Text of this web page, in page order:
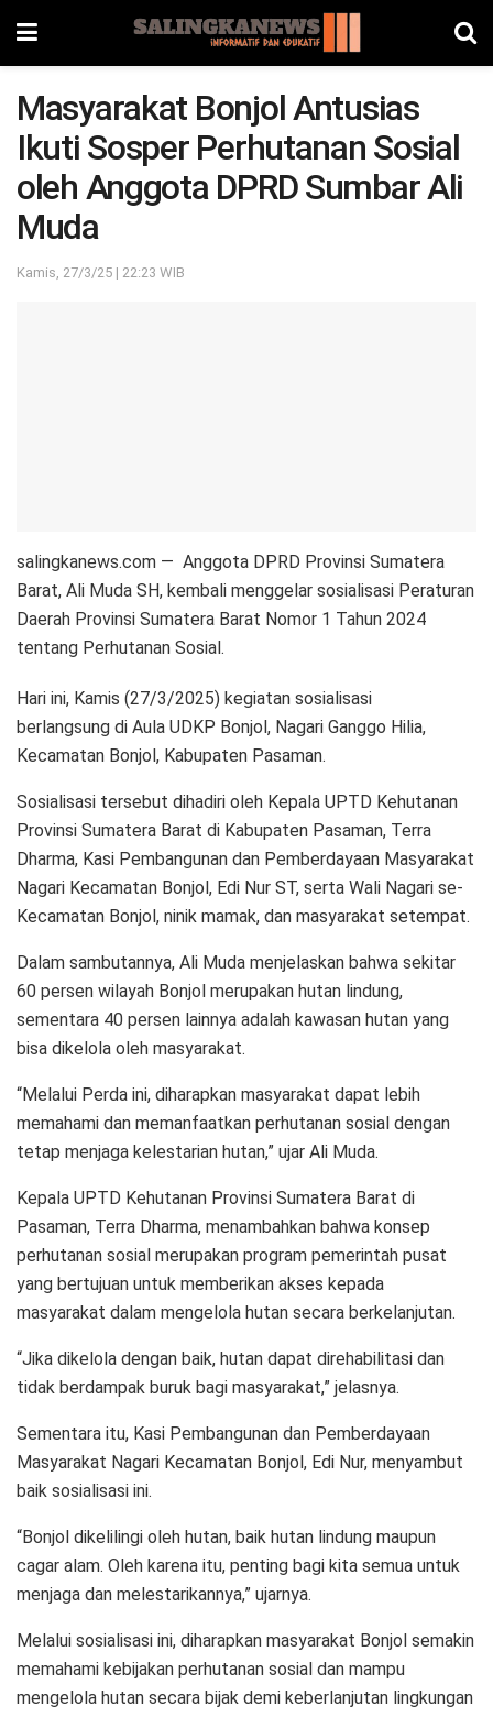
Masyarakat Bonjol Antusias
Ikuti Sosper Perhutanan Sosial
oleh Anggota DPRD Sumbar Ali
Muda
Kamis, 27/3/25 | 22:23 WIB
salingkanews.com — Anggota DPRD Provinsi Sumatera
Barat, Ali Muda SH, kembali menggelar sosialisasi Peraturan
Daerah Provinsi Sumatera Barat Nomor 1 Tahun 2024
tentang Perhutanan Sosial.
Hari ini, Kamis (27/3/2025) kegiatan sosialisasi
berlangsung di Aula UDKP Bonjol, Nagari Ganggo Hilia,
Kecamatan Bonjol, Kabupaten Pasaman.
Sosialisasi tersebut dihadiri oleh Kepala UPTD Kehutanan
Provinsi Sumatera Barat di Kabupaten Pasaman, Terra
Dharma, Kasi Pembangunan dan Pemberdayaan Masyarakat
Nagari Kecamatan Bonjol, Edi Nur ST, serta Wali Nagari se-
Kecamatan Bonjol, ninik mamak, dan masyarakat setempat.
Dalam sambutannya, Ali Muda menjelaskan bahwa sekitar
60 persen wilayah Bonjol merupakan hutan lindung,
sementara 40 persen lainnya adalah kawasan hutan yang
bisa dikelola oleh masyarakat.
“Melalui Perda ini, diharapkan masyarakat dapat lebih
memahami dan memanfaatkan perhutanan sosial dengan
tetap menjaga kelestarian hutan,” ujar Ali Muda.
Kepala UPTD Kehutanan Provinsi Sumatera Barat di
Pasaman, Terra Dharma, menambahkan bahwa konsep
perhutanan sosial merupakan program pemerintah pusat
yang bertujuan untuk memberikan akses kepada
masyarakat dalam mengelola hutan secara berkelanjutan.
“Jika dikelola dengan baik, hutan dapat direhabilitasi dan
tidak berdampak buruk bagi masyarakat,” jelasnya.
Sementara itu, Kasi Pembangunan dan Pemberdayaan
Masyarakat Nagari Kecamatan Bonjol, Edi Nur, menyambut
baik sosialisasi ini.
“Bonjol dikelilingi oleh hutan, baik hutan lindung maupun
cagar alam. Oleh karena itu, penting bagi kita semua untuk
menjaga dan melestarikannya,” ujarnya.
Melalui sosialisasi ini, diharapkan masyarakat Bonjol semakin
memahami kebijakan perhutanan sosial dan mampu
mengelola hutan secara bijak demi keberlanjutan lingkungan